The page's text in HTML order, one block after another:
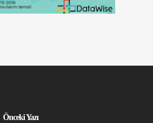
Önceki Yazı